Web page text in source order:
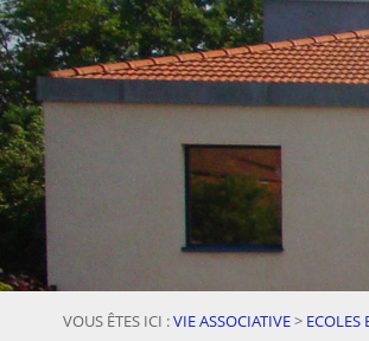
VOUS ÊTES ICI :VIE ASSOCIATIVE> ECOLES